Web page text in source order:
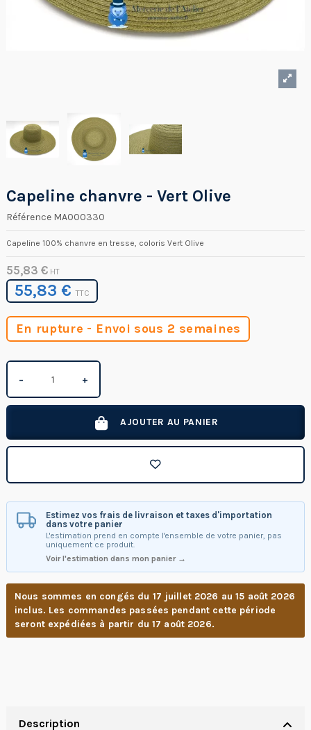
Capeline chanvre - Vert Olive
Référence MA000330
Capeline 100% chanvre en tresse, coloris Vert Olive
En rupture - Envoi sous 2 semaines
55,83 € HT
55,83 €TTC
− +
AJOUTER AU PANIER
Estimez vos frais de livraison et taxes d'importation
dans votre panier
L'estimation prend en compte l'ensemble de votre panier, pas
uniquement ce produit.
Voir l'estimation dans mon panier →
Nous sommes en congés du 17 juillet 2026 au 15 août 2026
inclus. Les commandes passées pendant cette période
seront expédiées à partir du 17 août 2026.
Description